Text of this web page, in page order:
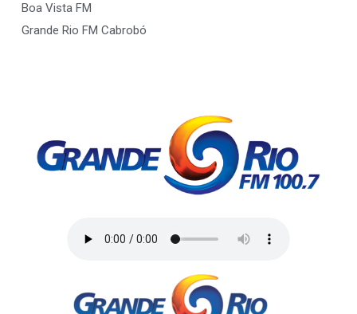
Boa Vista FM
Grande Rio FM Cabrobó